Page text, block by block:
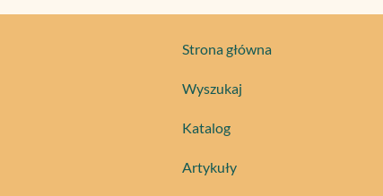
Strona główna
Wyszukaj
Katalog
Artykuły